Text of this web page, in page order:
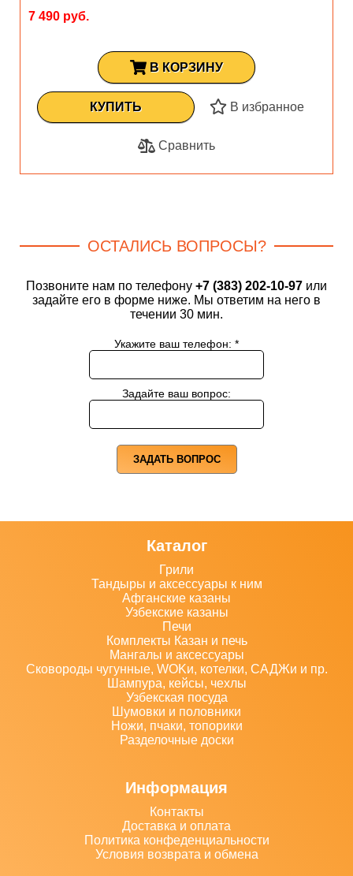
7 490 руб.
В КОРЗИНУ
КУПИТЬ В избранное
Сравнить
ОСТАЛИСЬ ВОПРОСЫ?
Позвоните нам по телефону +7 (383) 202-10-97 или
задайте его в форме ниже. Мы ответим на него в
течении 30 мин.
Укажите ваш телефон: *
Задайте ваш вопрос:
ЗАДАТЬ ВОПРОС
Каталог
Грили
Тандыры и аксессуары к ним
Афганские казаны
Узбекские казаны
Печи
Комплекты Казан и печь
Мангалы и аксессуары
Сковороды чугунные, WOKи, котелки, САДЖи и пр.
Шампура, кейсы, чехлы
Узбекская посуда
Шумовки и половники
Ножи, пчаки, топорики
Разделочные доски
Информация
Контакты
Доставка и оплата
Политика конфеденциальности
Условия возврата и обмена